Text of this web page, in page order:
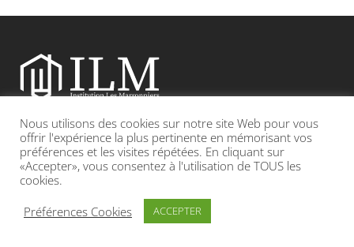
Etablissement catholique sous contrat d’association avec l’Etat
Adresse : 19, Grande rue 69420 CONDRIEU
INFOS LÉGALES POLITIQUE DE CONFIDENTIALITÉ
Nous utilisons des cookies sur notre site Web pour vous
offrir l'expérience la plus pertinente en mémorisant vos
préférences et les visites répétées. En cliquant sur
«Accepter», vous consentez à l'utilisation de TOUS les
cookies.
Préférences Cookies
ACCEPTER